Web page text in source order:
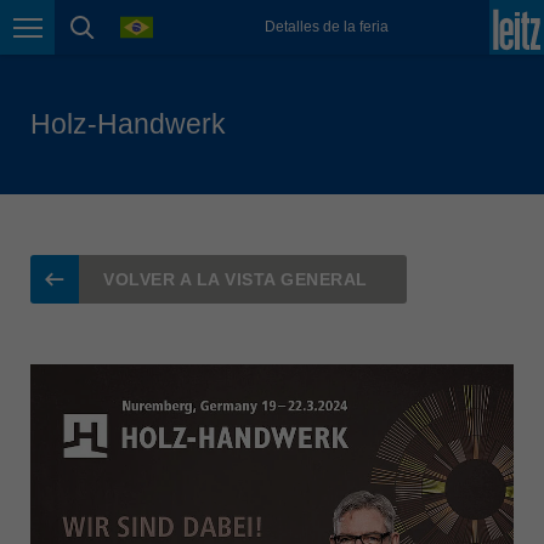
Page navigation
page search
language Detalles de la feria
Magyarország
english
nederlands
Österreich
Polska
polski
Portugal
România
Holz-Handwerk
VOLVER A LA VISTA GENERAL